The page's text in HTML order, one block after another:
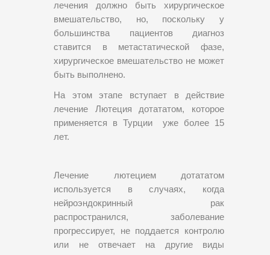
лечения должно быть хирургическое
вмешательство, но, поскольку у
большинства пациентов диагноз
ставится в метастатической фазе,
хирургическое вмешательство не может
быть выполнено.
На этом этапе вступает в действие
лечение Лютеция дотататом, которое
применяется в Турции уже более 15
лет.
Лечение лютецием дотататом
используется в случаях, когда
нейроэндокринный рак
распространился, заболевание
прогрессирует, не поддается контролю
или не отвечает на другие виды